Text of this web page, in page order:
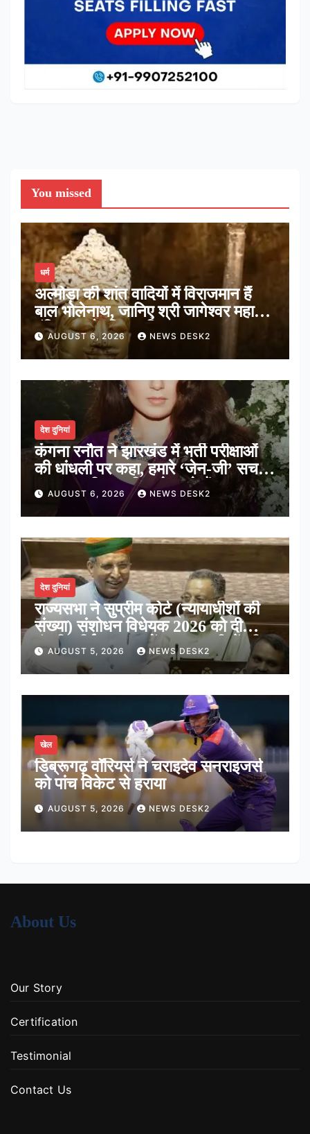
You missed
धर्म
अल्मोड़ा की शांत वादियों में विराजमान हैं
बाल भोलेनाथ, जानिए श्री जागेश्वर महादेव
मंदिर का पौराणिक इतिहास
AUGUST 6, 2026 NEWS DESK2
देश दुनियां
कंगना रनौत ने झारखंड में भर्ती परीक्षाओं
की धांधली पर कहा, हमारे ‘जेन-जी’ सच में
हर तरह की तकलीफ झेल रहे हैं
AUGUST 6, 2026 NEWS DESK2
देश दुनियां
राज्यसभा ने सुप्रीम कोर्ट (न्यायाधीशों की
संख्या) संशोधन विधेयक 2026 को दी
मंजूरी, शीर्ष अदालत में अब न्यायधीशों की
संख्या होगी 38
AUGUST 5, 2026 NEWS DESK2
खेल
डिब्रूगढ़ वॉरियर्स ने चराइदेव सनराइजर्स
को पांच विकेट से हराया
AUGUST 5, 2026 NEWS DESK2
About Us
Our Story
Certification
Testimonial
Contact Us